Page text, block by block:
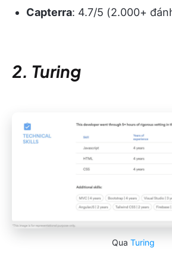
Capterra: 4.7/5 (2.000+
2. Turing
Qua Turing